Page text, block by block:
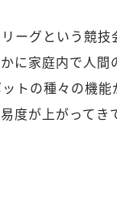
ーグという競
に家庭内で人
トの種々の機
度が上がって